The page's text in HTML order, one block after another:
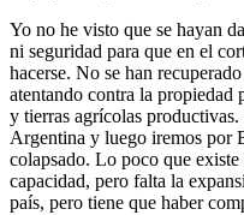
Yo no he visto que se hayan
ni seguridad para que en el
hacerse. No se han
atentando contra la propiedad
y tierras agrícolas
Argentina y luego iremos por
colapsado. Lo poco que
capacidad, pero falta la
país, pero tiene que haber